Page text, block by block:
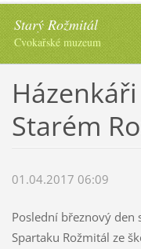
Starý Rožmitál
Cvokařské muzeum
Starém
01.04.2017 06:09
Poslední březnový den
Spartaku Rožmitál ze